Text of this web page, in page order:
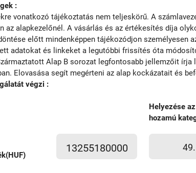
:
vonatkozó tájékoztatás nem teljeskörű. A
az alapkezelőnél. A vásárlás és az értékesítés díja
előtt mindenképpen tájékozódjon személyesen
adatokat és linkeket a legutóbbi frissítés óta
Alap B sorozat legfontosabb jellemzőit írja
Elovasása segít megérteni az alap kockázatait és
végzi :
Helyezése
hozamú
13255180000 49.